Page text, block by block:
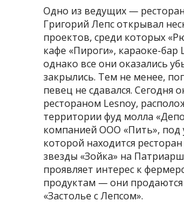
Одно из ведущих —
Григорий Лепс открывал
проектов, среди которых
кафе «Пироги», караоке-бар
однако все они оказались
закрылись. Тем не менее,
певец не сдавался. Сегодня
рестораном Lesnoy,
территории фуд молла
компанией ООО «Пить», под
которой находится
звезды «Зойка» на
проявляет интерес к
продуктам — они
«Застолье с Лепсом».